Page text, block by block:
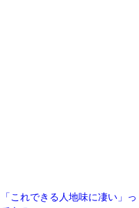
「これできる人地味に凄い」っ